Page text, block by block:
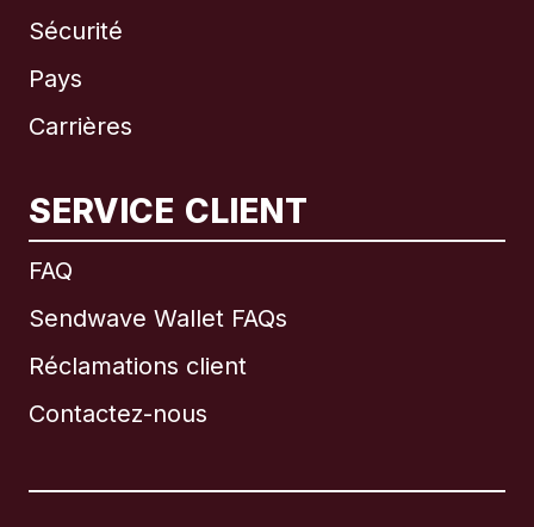
Sécurité
Pays
Carrières
SERVICE CLIENT
FAQ
Sendwave Wallet FAQs
Réclamations client
Contactez-nous
International English
Brésil